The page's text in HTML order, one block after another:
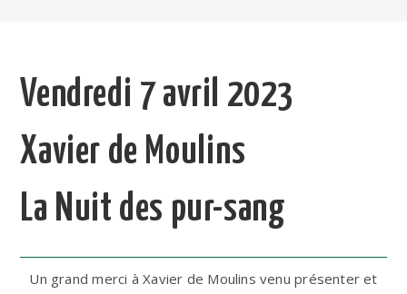
Vendredi 7 avril 2023
Xavier de Moulins
La Nuit des pur-sang
Un grand merci à Xavier de Moulins venu présenter et